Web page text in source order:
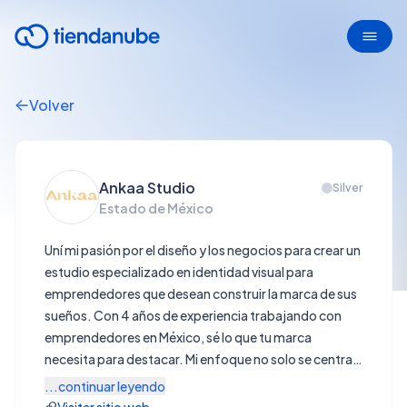
Volver
Ankaa Studio Silver
Estado de México
Uní mi pasión por el diseño y los negocios para crear un
estudio especializado en identidad visual para
emprendedores que desean construir la marca de sus
sueños. Con 4 años de experiencia trabajando con
emprendedores en México, sé lo que tu marca
necesita para destacar. Mi enfoque no solo se centra
en el branding, esencial para atraer y enamorar a tu
cliente ideal en los primeros 3 segundos, sino también
...continuar leyendo